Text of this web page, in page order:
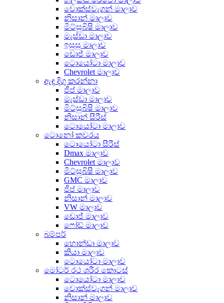
වොක්ස්වැගන් මාලාව
නිසාන් මාලාව
මිට්සුබිෂි මාලාව
මැස්ඩා මාලාව
ඉසුසු මාලාව
ඩොජ් මාලාව
ටොයෝටා මාලාව
Chevrolet මාලාව
ඇඳ දිගු කරන්නා
ජීප් මාලාව
මැස්ඩා මාලාව
මිට්සුබිෂි මාලාව
නිසාන් සීරීස්
ටොයෝටා මාලාව
ටොනෝ කවරය
ටොයෝටා සීරීස්
Dmax මාලාව
Chevrolet මාලාව
මිට්සුබිෂි මාලාව
GMC මාලාව
ජීප් මාලාව
නිසාන් මාලාව
VW මාලාව
ඩොජ් මාලාව
ෆෝඩ් මාලාව
බම්පර්
හොන්ඩා මාලාව
කියා මාලාව
ටොයෝටා මාලාව
මෝටර් රථ ශරීර කොටස්
ටොයෝටා මාලාව
වොක්ස්වැගන් මාලාව
නිසාන් මාලාව